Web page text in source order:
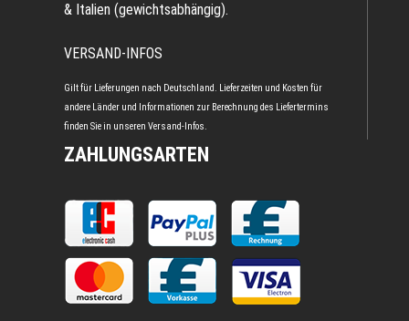
& Italien (gewichtsabhängig).
VERSAND-INFOS
Gilt für Lieferungen nach Deutschland. Lieferzeiten und Kosten für
andere Länder und Informationen zur Berechnung des Liefertermins
finden Sie in unseren Versand-Infos.
ZAHLUNGSARTEN